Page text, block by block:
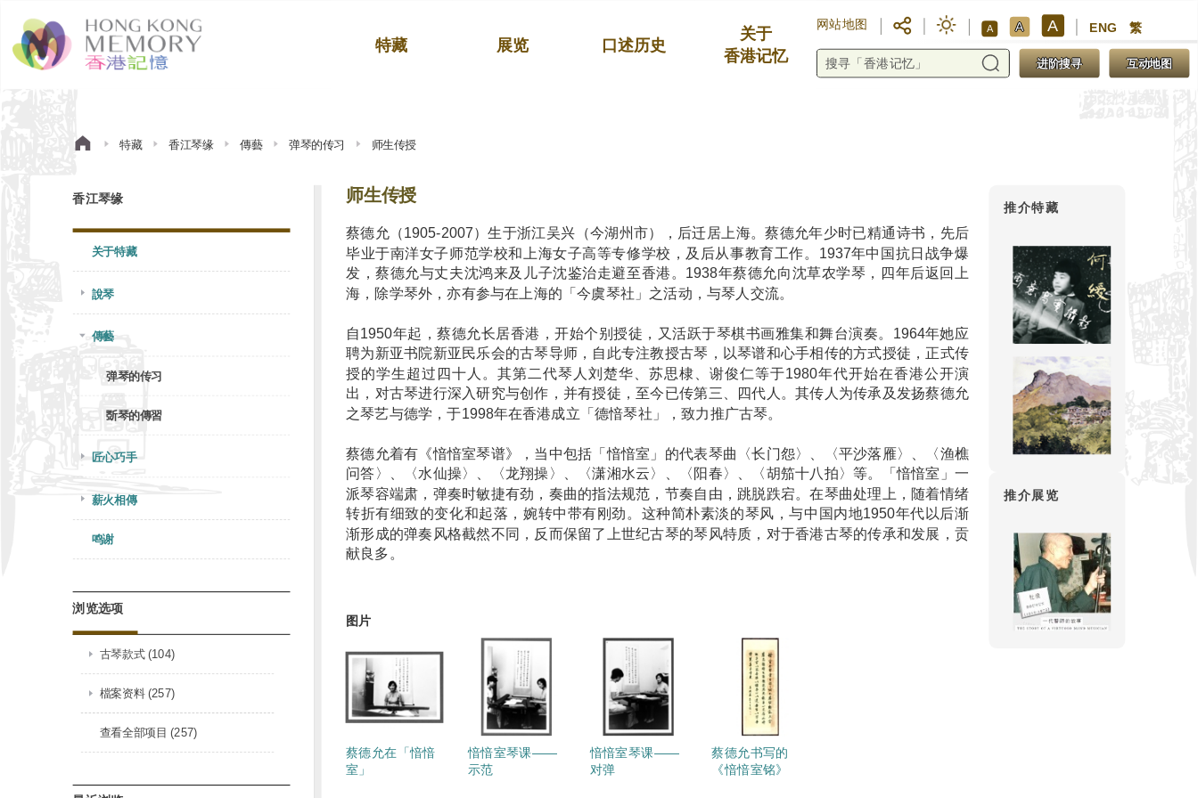
特藏 展览 口述历史
关于
香港记忆
网站地图 A A A ENG 繁
进阶搜寻 互动地图
特藏 香江琴缘 傳藝 弹琴的传习 师生传授
香江琴缘
关于特藏
說琴
傳藝
弹琴的传习
斲琴的傳習
匠心巧手
薪火相傳
鸣谢
浏览选项
古琴款式 (104)
檔案资料 (257)
查看全部项目 (257)
师生传授
蔡德允（1905-2007）生于浙江吴兴（今湖州市），后迁居上海。蔡德允年少时已精通诗书，先后
毕业于南洋女子师范学校和上海女子高等专修学校，及后从事教育工作。1937年中国抗日战争爆
发，蔡德允与丈夫沈鸿来及儿子沈鉴治走避至香港。1938年蔡德允向沈草农学琴，四年后返回上
海，除学琴外，亦有参与在上海的「今虞琴社」之活动，与琴人交流。
自1950年起，蔡德允长居香港，开始个别授徒，又活跃于琴棋书画雅集和舞台演奏。1964年她应
聘为新亚书院新亚民乐会的古琴导师，自此专注教授古琴，以琴谱和心手相传的方式授徒，正式传
授的学生超过四十人。其第二代琴人刘楚华、苏思棣、谢俊仁等于1980年代开始在香港公开演
出，对古琴进行深入研究与创作，并有授徒，至今已传第三、四代人。其传人为传承及发扬蔡德允
之琴艺与德学，于1998年在香港成立「德愔琴社」，致力推广古琴。
蔡德允着有《愔愔室琴谱》，当中包括「愔愔室」的代表琴曲〈长门怨〉、〈平沙落雁〉、〈渔樵
问答〉、〈水仙操〉、〈龙翔操〉、〈潇湘水云〉、〈阳春〉、〈胡笳十八拍〉等。「愔愔室」一
派琴容端肃，弹奏时敏捷有劲，奏曲的指法规范，节奏自由，跳脱跌宕。在琴曲处理上，随着情绪
转折有细致的变化和起落，婉转中带有刚劲。这种简朴素淡的琴风，与中国内地1950年代以后渐
渐形成的弹奏风格截然不同，反而保留了上世纪古琴的琴风特质，对于香港古琴的传承和发展，贡
献良多。
图片
蔡德允在「愔愔
室」
愔愔室琴课——
示范
愔愔室琴课——
对弹
蔡德允书写的
《愔愔室铭》
推介特藏
推介展览